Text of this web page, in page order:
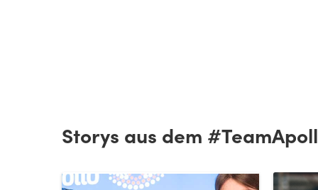
Storys aus dem